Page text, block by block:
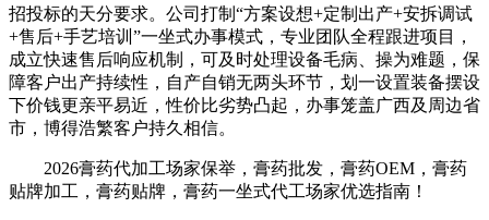
招投标的天分要求。公司打制“方案设想+定制出产+安拆调试
+售后+手艺培训”一坐式办事模式，专业团队全程跟进项目，
成立快速售后响应机制，可及时处理设备毛病、操为难题，保
障客户出产持续性，自产自销无两头环节，划一设置装备摆设
下价钱更亲平易近，性价比劣势凸起，办事笼盖广西及周边省
市，博得浩繁客户持久相信。
2026膏药代加工场家保举，膏药批发，膏药OEM，膏药
贴牌加工，膏药贴牌，膏药一坐式代工场家优选指南！